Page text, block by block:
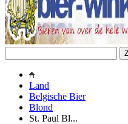
Land
Belgische Bier
Blond
St. Paul Bl...